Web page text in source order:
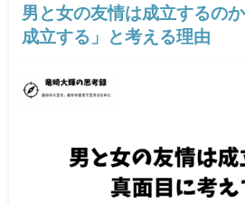
男と女の友情は成立するの
成立する」と考える理由